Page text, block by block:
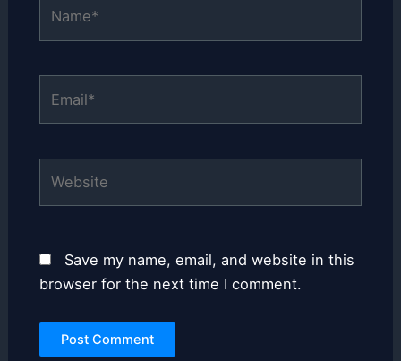
Save my name, email, and website in this
browser for the next time I comment.